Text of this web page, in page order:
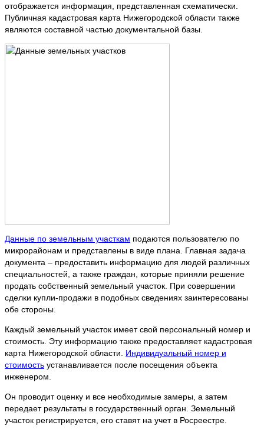
отображается информация, представленная схематически.
Публичная кадастровая карта Нижегородской области также
являются составной частью документальной базы.
Данные по земельным участкам подаются пользователю по
микрорайонам и представлены в виде плана. Главная задача
документа – предоставить информацию для людей различных
специальностей, а также граждан, которые приняли решение
продать собственный земельный участок. При совершении
сделки купли-продажи в подобных сведениях заинтересованы
обе стороны.
Каждый земельный участок имеет свой персональный номер и
стоимость. Эту информацию также предоставляет кадастровая
карта Нижегородской области. Индивидуальный номер и
стоимость устанавливается после посещения объекта
инженером.
Он проводит оценку и все необходимые замеры, а затем
передает результаты в государственный орган. Земельный
участок регистрируется, его ставят на учет в Росреестре.